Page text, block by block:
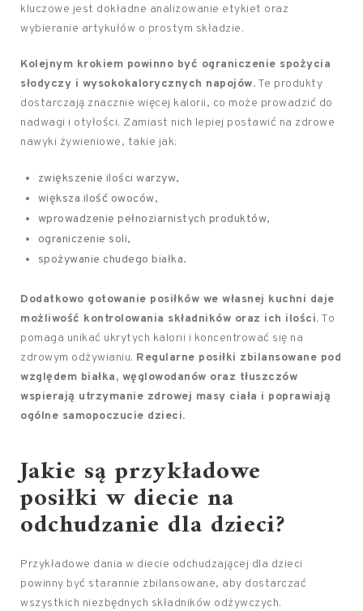
kluczowe jest dokładne analizowanie etykiet oraz
wybieranie artykułów o prostym składzie.
Kolejnym krokiem powinno być ograniczenie spożycia
słodyczy i wysokokalorycznych napojów. Te produkty
dostarczają znacznie więcej kalorii, co może prowadzić do
nadwagi i otyłości. Zamiast nich lepiej postawić na zdrowe
nawyki żywieniowe, takie jak:
zwiększenie ilości warzyw,
większa ilość owoców,
wprowadzenie pełnoziarnistych produktów,
ograniczenie soli,
spożywanie chudego białka.
Dodatkowo gotowanie posiłków we własnej kuchni daje
możliwość kontrolowania składników oraz ich ilości. To
pomaga unikać ukrytych kalorii i koncentrować się na
zdrowym odżywianiu. Regularne posiłki zbilansowane pod
względem białka, węglowodanów oraz tłuszczów
wspierają utrzymanie zdrowej masy ciała i poprawiają
ogólne samopoczucie dzieci.
Jakie są przykładowe
posiłki w diecie na
odchudzanie dla dzieci?
Przykładowe dania w diecie odchudzającej dla dzieci
powinny być starannie zbilansowane, aby dostarczać
wszystkich niezbędnych składników odżywczych.